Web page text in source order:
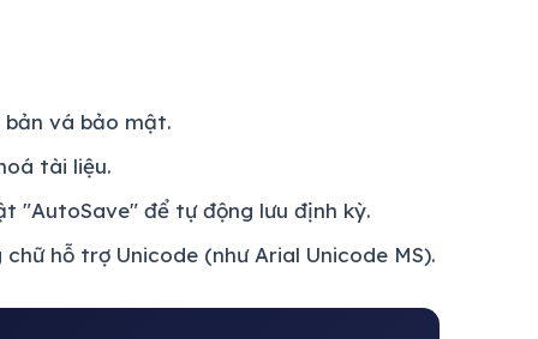
bản vá bảo mật.
tài liệu.
"AutoSave" để tự động lưu định kỳ.
hỗ trợ Unicode (như Arial Unicode MS).